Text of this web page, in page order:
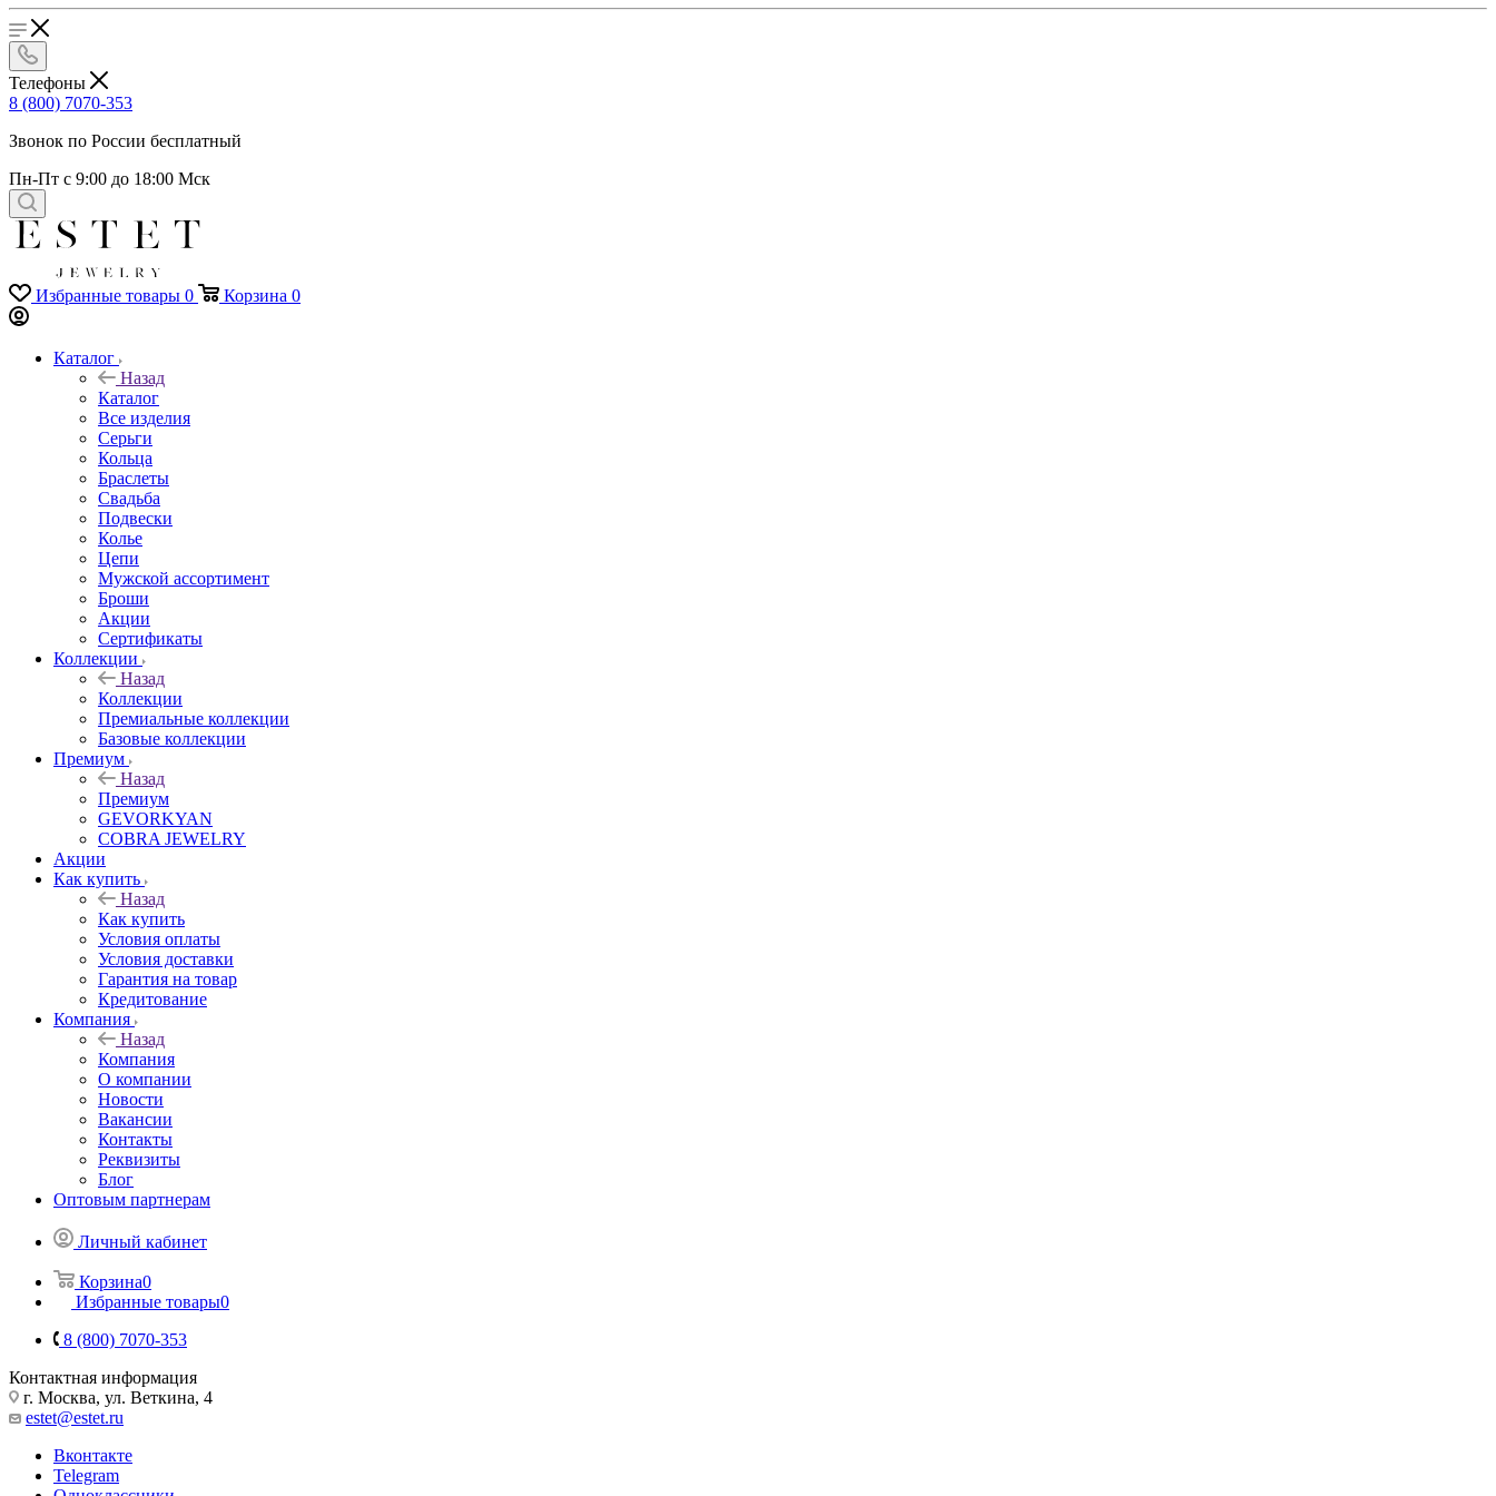
Телефоны
8 (800) 7070-353
Звонок по России бесплатный
Пн-Пт с 9:00 до 18:00 Мск
Избранные товары 0 Корзина 0
Каталог
Назад
Каталог
Все изделия
Серьги
Кольца
Браслеты
Свадьба
Подвески
Колье
Цепи
Мужской ассортимент
Броши
Акции
Сертификаты
Коллекции
Назад
Коллекции
Премиальные коллекции
Базовые коллекции
Премиум
Назад
Премиум
GEVORKYAN
COBRA JEWELRY
Акции
Как купить
Назад
Как купить
Условия оплаты
Условия доставки
Гарантия на товар
Кредитование
Компания
Назад
Компания
О компании
Новости
Вакансии
Контакты
Реквизиты
Блог
Оптовым партнерам
Личный кабинет
Корзина0
Избранные товары0
8 (800) 7070-353
Контактная информация
г. Москва, ул. Веткина, 4
estet@estet.ru
Вконтакте
Telegram